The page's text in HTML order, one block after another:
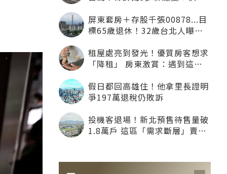
屏東套房＋存股千張00878...目
標65歲退休！32歲台北人曝：
租屋處亮到發光！優質房客想求
「降租」 房東激賞：遇到這種
假日都回高雄住！他拿里長證明
爭197萬退稅仍敗訴
投機客退場！新北預售待售量破
1.8萬戶 這區「需求斷層」賣壓